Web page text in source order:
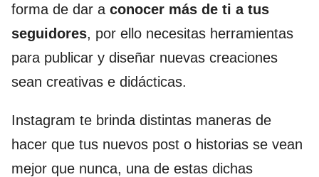
forma de dar a conocer más de ti a tus
seguidores, por ello necesitas herramientas
para publicar y diseñar nuevas creaciones
sean creativas e didácticas.
Instagram te brinda distintas maneras de
hacer que tus nuevos post o historias se vean
mejor que nunca, una de estas dichas